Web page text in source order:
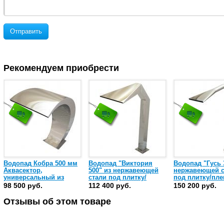
Отправить
Рекомендуем приобрести
Водопад Кобра 500 мм
Аквасектор,
универсальный из
нержавеющей стали
AISI-304 (АС 01.060)
98 500 руб.
Водопад "Виктория
500" из нержавеющей
стали под плитку/
пленку Аквасектор (АС
112 400 руб.
Водопад "Гусь
нержавеющей
под плитку/
Аквасектор
150 200 руб.
Отзывы об этом товаре